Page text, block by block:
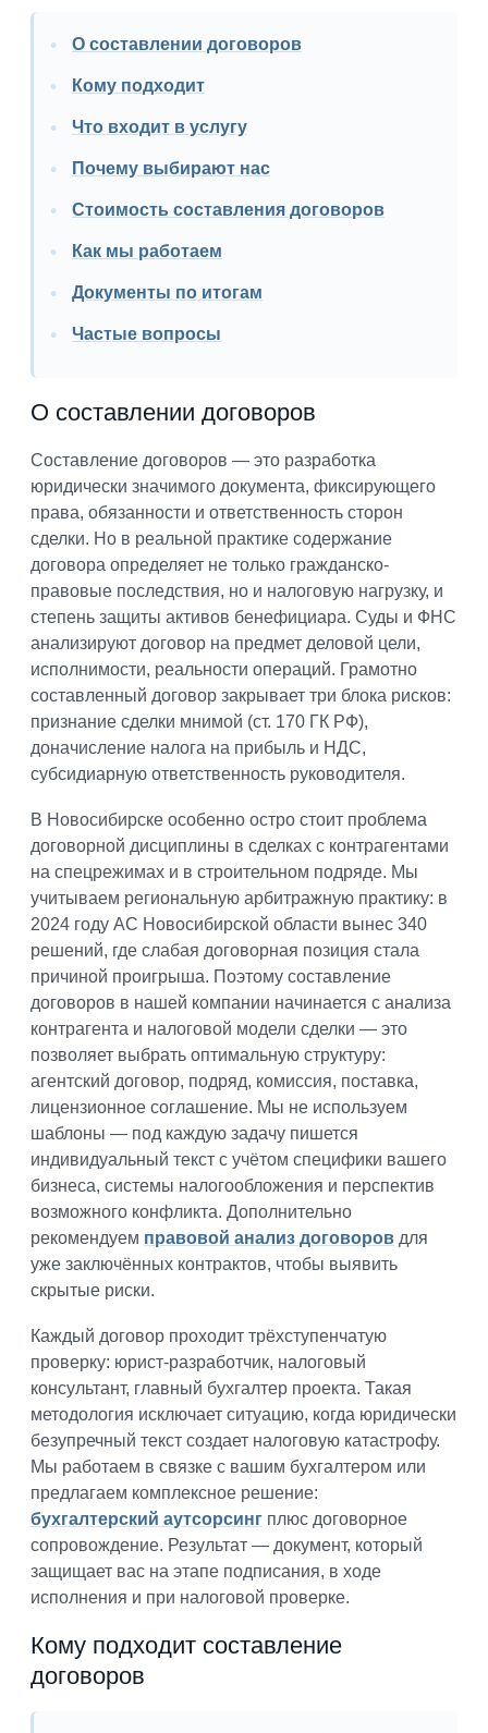
О составлении договоров
Кому подходит
Что входит в услугу
Почему выбирают нас
Стоимость составления договоров
Как мы работаем
Документы по итогам
Частые вопросы
О составлении договоров
Составление договоров — это разработка
юридически значимого документа, фиксирующего
права, обязанности и ответственность сторон
сделки. Но в реальной практике содержание
договора определяет не только гражданско-
правовые последствия, но и налоговую нагрузку, и
степень защиты активов бенефициара. Суды и ФНС
анализируют договор на предмет деловой цели,
исполнимости, реальности операций. Грамотно
составленный договор закрывает три блока рисков:
признание сделки мнимой (ст. 170 ГК РФ),
доначисление налога на прибыль и НДС,
субсидиарную ответственность руководителя.
В Новосибирске особенно остро стоит проблема
договорной дисциплины в сделках с контрагентами
на спецрежимах и в строительном подряде. Мы
учитываем региональную арбитражную практику: в
2024 году АС Новосибирской области вынес 340
решений, где слабая договорная позиция стала
причиной проигрыша. Поэтому составление
договоров в нашей компании начинается с анализа
контрагента и налоговой модели сделки — это
позволяет выбрать оптимальную структуру:
агентский договор, подряд, комиссия, поставка,
лицензионное соглашение. Мы не используем
шаблоны — под каждую задачу пишется
индивидуальный текст с учётом специфики вашего
бизнеса, системы налогообложения и перспектив
возможного конфликта. Дополнительно
рекомендуем правовой анализ договоров для
уже заключённых контрактов, чтобы выявить
скрытые риски.
Каждый договор проходит трёхступенчатую
проверку: юрист-разработчик, налоговый
консультант, главный бухгалтер проекта. Такая
методология исключает ситуацию, когда юридически
безупречный текст создает налоговую катастрофу.
Мы работаем в связке с вашим бухгалтером или
предлагаем комплексное решение:
бухгалтерский аутсорсинг плюс договорное
сопровождение. Результат — документ, который
защищает вас на этапе подписания, в ходе
исполнения и при налоговой проверке.
Кому подходит составление
договоров